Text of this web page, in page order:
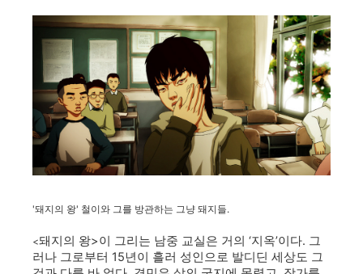
'돼지의 왕' 철이와 그를 방관하는 그냥 돼지들.
<돼지의 왕>이 그리는 남중 교실은 거의 ‘지옥’이다. 그
러나 그로부터 15년이 흘러 성인으로 발디딘 세상도 그